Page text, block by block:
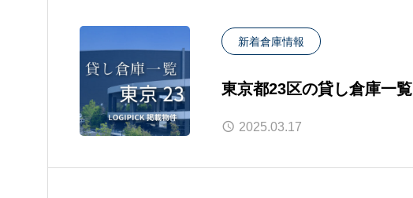
新着倉庫情報
東京都23区の貸し倉庫一覧
2025.03.17